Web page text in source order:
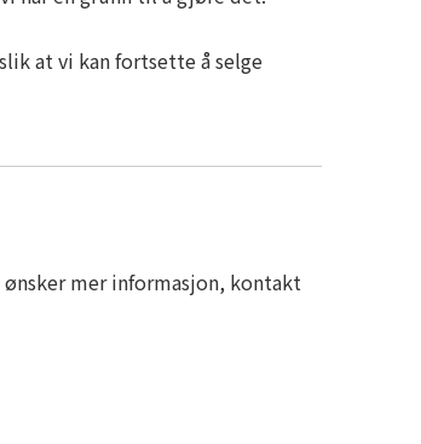
at vi kan fortsette å selge
mer informasjon, kontakt